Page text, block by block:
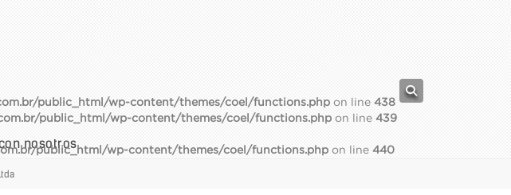
public_html/wp-content/themes/coel/functions.php on line 438
public_html/wp-content/themes/coel/functions.php on line 439
public_html/wp-content/themes/coel/functions.php on line 440
nosotros